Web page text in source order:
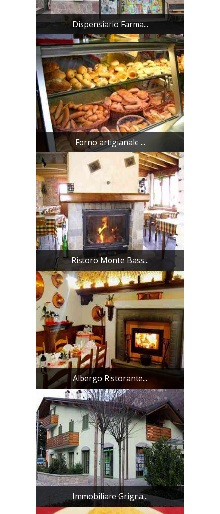
Dispensiario Farma...
Forno artigianale ...
Ristoro Monte Bass...
Albergo Ristorante...
Immobiliare Grigna...